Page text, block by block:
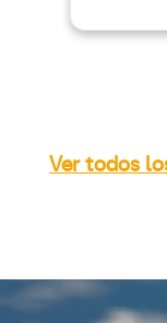
Ver todos